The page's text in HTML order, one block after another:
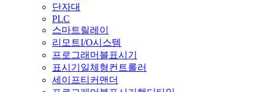
단자대
PLC
스마트릴레이
리모트I/O시스템
프로그래머블표시기
표시기일체형컨트롤러
세이프티커맨더